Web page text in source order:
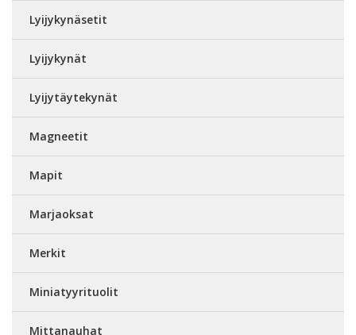
Lyijykynäsetit
Lyijykynät
Lyijytäytekynät
Magneetit
Mapit
Marjaoksat
Merkit
Miniatyyrituolit
Mittanauhat